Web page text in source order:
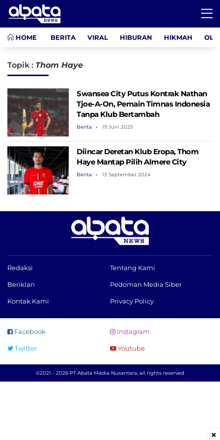
HOME BERITA VIRAL HIBURAN HIKMAH
Topik : Thom Haye
Swansea City Putus Kontrak Nathan
Tjoe-A-On, Pemain Timnas Indonesia
Tanpa Klub Bertambah
Berita 19 Juni 2025
Diincar Deretan Klub Eropa, Thom
Haye Mantap Pilih Almere City
Berita 13 September 2024
Redaksi Tentang Kami
Beriklan Pedoman Media Siber
Kontak Kami Privacy Policy
Facebook Instagram
Twitter Youtube
©2021 - 2026 PT Abata Media Nusantara, all rights reserved
×